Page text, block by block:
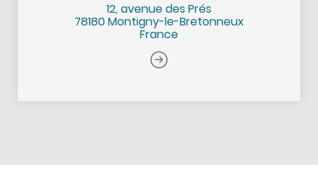
12, avenue des Prés
78180 Montigny-le-Bretonneux
France